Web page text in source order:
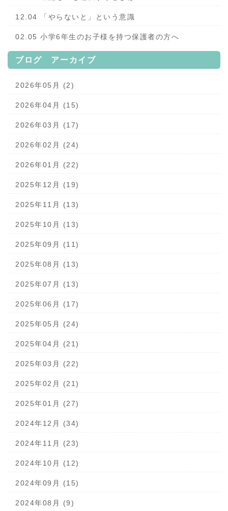
12.04 「やらないと」という意識
02.05 小学6年生のお子様を持つ保護者の方へ
ブログ アーカイブ
2026年05月 (2)
2026年04月 (15)
2026年03月 (17)
2026年02月 (24)
2026年01月 (22)
2025年12月 (19)
2025年11月 (13)
2025年10月 (13)
2025年09月 (11)
2025年08月 (13)
2025年07月 (13)
2025年06月 (17)
2025年05月 (24)
2025年04月 (21)
2025年03月 (22)
2025年02月 (21)
2025年01月 (27)
2024年12月 (34)
2024年11月 (23)
2024年10月 (12)
2024年09月 (15)
2024年08月 (9)